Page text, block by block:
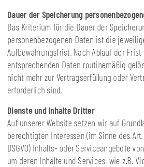
Dauer der Speicherung
Das Kriterium für die Dauer der
personenbezogenen Daten ist die
Aufbewahrungsfrist. Nach Ablauf der Frist
entsprechenden Daten routinemäßig
nicht mehr zur Vertragserfüllung oder
erforderlich sind.
Dienste und Inhalte Dritter
Auf unserer Website setzen wir auf
berechtigten Interessen (im Sinne des Art.
DSGVO) Inhalts- oder Serviceangebote
um deren Inhalte und Services, wie z.B.